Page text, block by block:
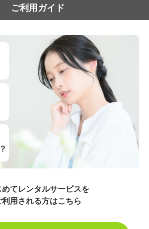
ご利用ガイド
めてレンタルサービスを
利用される方はこちら